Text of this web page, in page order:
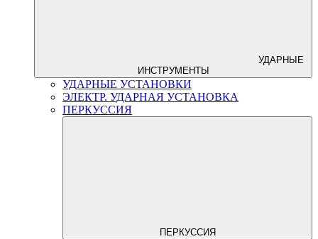
УДАРНЫЕ
ИНСТРУМЕНТЫ
УДАРНЫЕ УСТАНОВКИ
ЭЛЕКТР. УДАРНАЯ УСТАНОВКА
ПЕРКУССИЯ
ПЕРКУССИЯ